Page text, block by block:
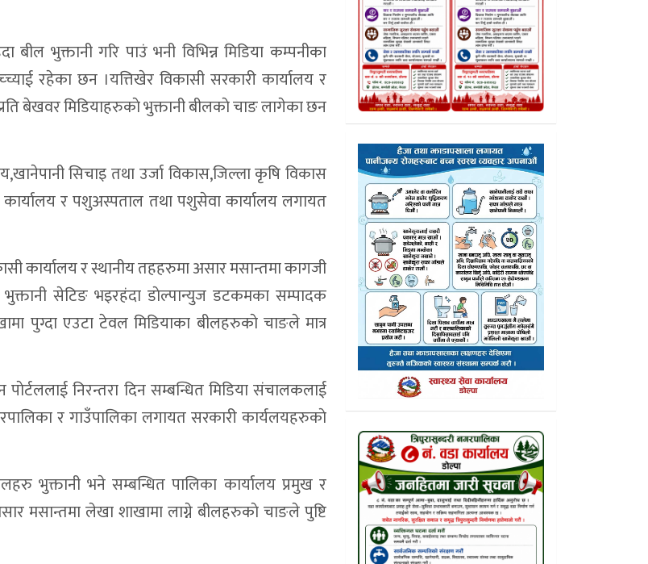
गर्जन
वितरण
सुत्केरी
राजीनामा
आग्रह
भुक्तानी गरि पाउं भनी विभिन्न मिडिया कम्पनीका
रहेका छन ।यत्तिखेर विकासी सरकारी कार्यालय र
बेखवर मिडियाहरुकाे भुक्तानी बीलकाे चाङ लागेका छन
सिचाइ तथा उर्जा विकास,जिल्ला कृषि विकास
कार्यालय र पशुअस्पताल तथा पशुसेवा कार्यालय लगायत
कार्यालय र स्थानीय तहहरुमा असार मसान्तमा कागजी
सेटिङ भइरहंदा डाेल्पान्युज डटकमका सम्पादक
पुग्दा एउटा टेवल मिडियाका बीलहरुकाे चाङले मात्र
निरन्तरा दिन सम्बन्धित मिडिया संचालकलाई
र गाउँपालिका लगायत सरकारी कार्यलयहरुकाे
भुक्तानी भने सम्बन्धित पालिका कार्यालय प्रमुख र
मसान्तमा लेखा शाखामा लाग्ने बीलहरुकाे चाङले पुष्टि